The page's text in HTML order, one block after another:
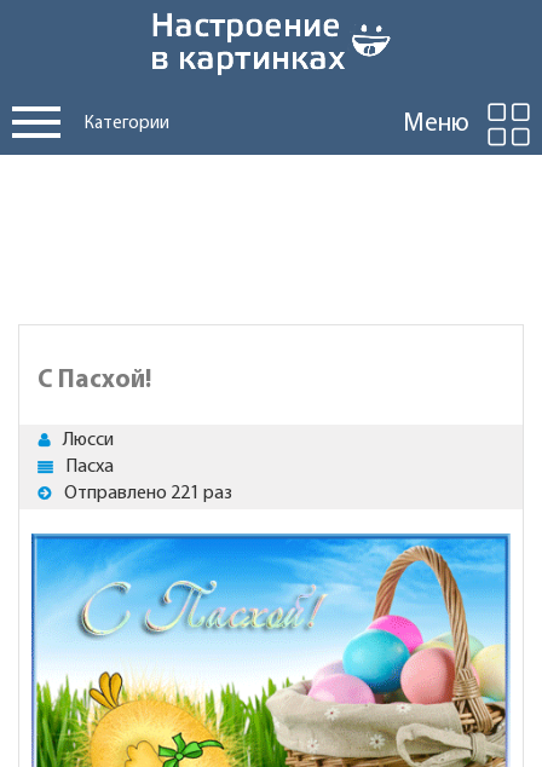
Категории Меню
С Пасхой!
Люсси
Пасха
Отправлено 221 раз